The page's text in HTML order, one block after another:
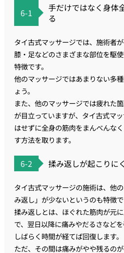
6-1
手だけではなく身体
る
タイ古式マッサージでは、施術者
膝・足などのさまざまな部位を駆
特徴です。
他のマッサージではあまりない多
ょう。
また、他のマッサージでは疲れた
が目立っていますが、タイ古式マ
はせずに全身の筋肉をまんべんな
す方法を取ります。
6-2 揉み返しが起こりに
タイ古式マッサージの施術は、他
み返し」が少ないというのも特徴で
揉み返しとは、ほぐれた筋肉が元
で、翌日以降に痛みやだるさなどを
しばらく時間が経てば回復します。
ただ、その間は痛みがやや残るの